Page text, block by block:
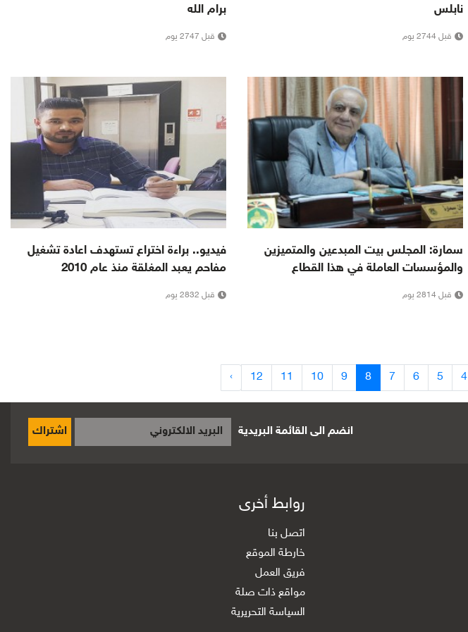
نابلس
قبل 2744 يوم
برام الله
قبل 2747 يوم
سمارة: المجلس بيت المبدعين والمتميزين
والمؤسسات العاملة في هذا القطاع
قبل 2814 يوم
فيديو.. براءة اختراع تستهدف اعادة تشغيل
مفاحم يعبد المغلقة منذ عام 2010
قبل 2832 يوم
4
5
6
7
8
9
10
11
12
›
انضم الى القائمة البريدية اشتراك
روابط أخرى
اتصل بنا
خارطة الموقع
فريق العمل
مواقع ذات صلة
السياسة التحريرية